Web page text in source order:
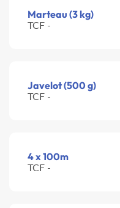
Marteau (3 kg)
TCF -
Javelot (500 g)
TCF -
4 x 100m
TCF -